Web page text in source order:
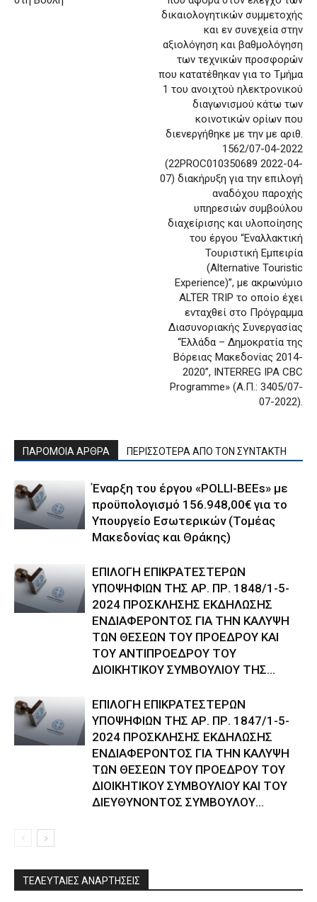
δικαιολογητικών συμμετοχής
και εν συνεχεία στην
αξιολόγηση και βαθμολόγηση
των τεχνικών προσφορών
που κατατέθηκαν για το Τμήμα
1 του ανοιχτού ηλεκτρονικού
διαγωνισμού κάτω των
κοινοτικών ορίων που
διενεργήθηκε με την με αριθ.
1562/07-04-2022
(22PROC010350689 2022-04-
07) διακήρυξη για την επιλογή
αναδόχου παροχής
υπηρεσιών συμβούλου
διαχείρισης και υλοποίησης
του έργου “Εναλλακτική
Τουριστική Εμπειρία
(Alternative Touristic
Experience)”, με ακρωνύμιο
ALTER TRIP το οποίο έχει
ενταχθεί στο Πρόγραμμα
Διασυνοριακής Συνεργασίας
“Ελλάδα – Δημοκρατία της
Βόρειας Μακεδονίας 2014-
2020”, INTERREG IPA CBC
Programme» (Α.Π.: 3405/07-
07-2022).
ΠΑΡΟΜΟΙΑ ΑΡΘΡΑ ΠΕΡΙΣΣΟΤΕΡΑ ΑΠΟ ΤΟΝ ΣΥΝΤΑΚΤΗ
Έναρξη του έργου «POLLI-BEEs» με
προϋπολογισμό 156.948,00€ για το
Υπουργείο Εσωτερικών (Τομέας
Μακεδονίας και Θράκης)
ΕΠΙΛΟΓΗ ΕΠΙΚΡΑΤΕΣΤΕΡΩΝ
ΥΠΟΨΗΦΙΩΝ ΤΗΣ ΑΡ. ΠΡ. 1848/1-5-
2024 ΠΡΟΣΚΛΗΣΗΣ ΕΚΔΗΛΩΣΗΣ
ΕΝΔΙΑΦΕΡΟΝΤΟΣ ΓΙΑ ΤΗΝ ΚΑΛΥΨΗ
ΤΩΝ ΘΕΣΕΩΝ ΤΟΥ ΠΡΟΕΔΡΟΥ ΚΑΙ
ΤΟΥ ΑΝΤΙΠΡΟΕΔΡΟΥ ΤΟΥ
ΔΙΟΙΚΗΤΙΚΟΥ ΣΥΜΒΟΥΛΙΟΥ ΤΗΣ...
ΕΠΙΛΟΓΗ ΕΠΙΚΡΑΤΕΣΤΕΡΩΝ
ΥΠΟΨΗΦΙΩΝ ΤΗΣ ΑΡ. ΠΡ. 1847/1-5-
2024 ΠΡΟΣΚΛΗΣΗΣ ΕΚΔΗΛΩΣΗΣ
ΕΝΔΙΑΦΕΡΟΝΤΟΣ ΓΙΑ ΤΗΝ ΚΑΛΥΨΗ
ΤΩΝ ΘΕΣΕΩΝ ΤΟΥ ΠΡΟΕΔΡΟΥ ΤΟΥ
ΔΙΟΙΚΗΤΙΚΟΥ ΣΥΜΒΟΥΛΙΟΥ ΚΑΙ ΤΟΥ
ΔΙΕΥΘΥΝΟΝΤΟΣ ΣΥΜΒΟΥΛΟΥ...
ΤΕΛΕΥΤΑΙΕΣ ΑΝΑΡΤΗΣΕΙΣ